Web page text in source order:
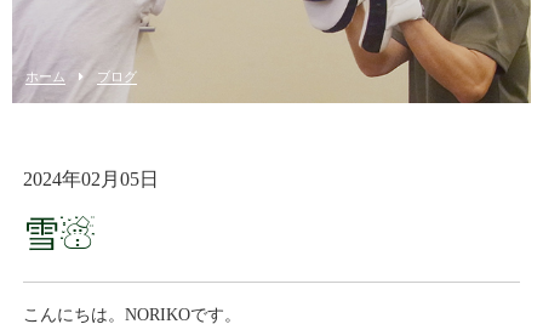
ホーム ブログ
2024年02月05日
雪☃
こんにちは。NORIKOです。